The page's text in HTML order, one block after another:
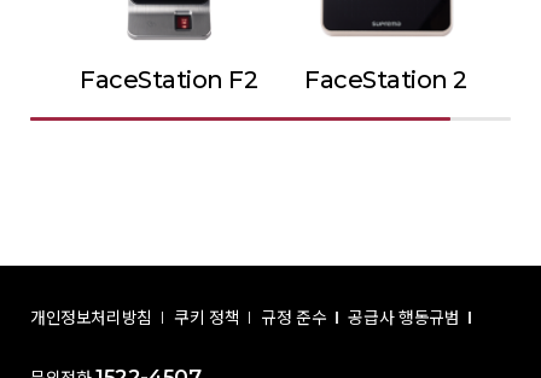
FaceStation F2 FaceStation 2
개인정보처리방침 쿠키 정책 규정 준수 공급사 행동규범